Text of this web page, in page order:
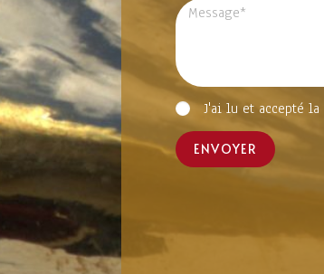
J'ai lu et accepté la
ENVOYER